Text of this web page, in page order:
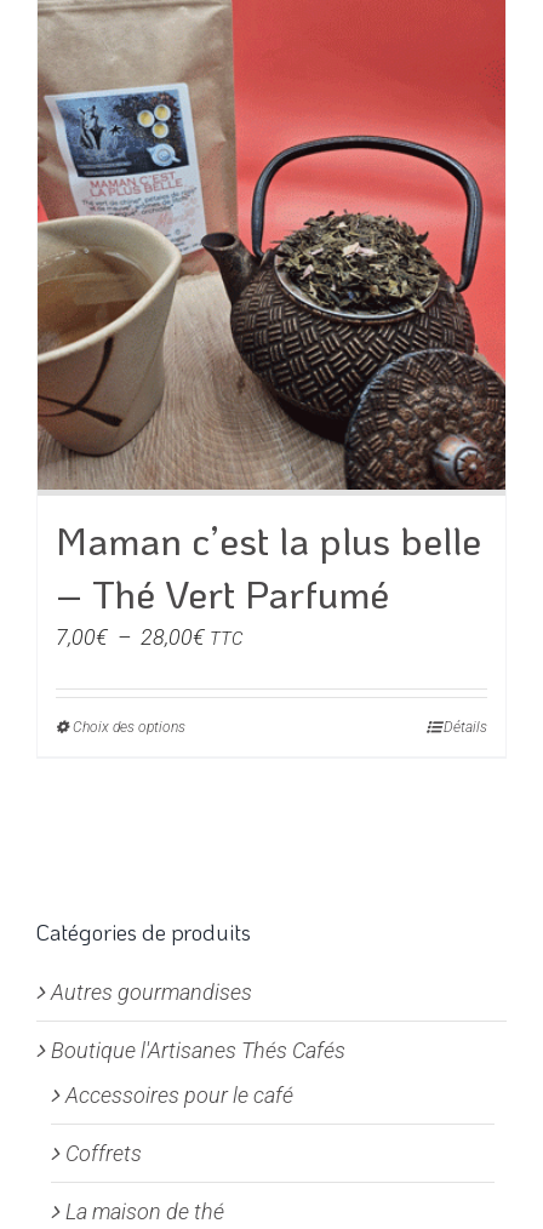
plusieurs
variations.
Les
options
peuvent
être
choisies
sur
la
page
du
produit
Maman c’est la plus belle
– Thé Vert Parfumé
7,00€ – 28,00€Plage
prix :
TTC
Choix des optionsCe
options
être
choisies
sur
la
page
produit
Détails
Catégories de produits
Autres gourmandises
Boutique l'Artisanes Thés Cafés
Accessoires pour le café
Coffrets
La maison de thé